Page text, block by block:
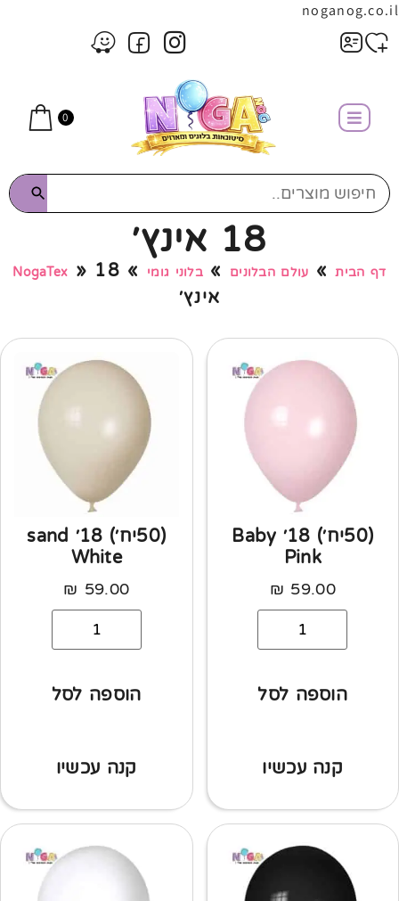
noganog.co.il
0
18 אינץ׳
דף הבית» עולם הבלונים » בלוני גומי »
NogaTex » 18
אינץ׳
(50יח׳) 18׳ Baby
Pink
59.00
₪
הוספה לסל
קנה עכשיו
(50יח׳) 18׳ sand
White
59.00
₪
הוספה לסל
קנה עכשיו